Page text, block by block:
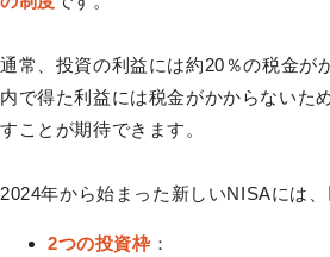
通常、投資の利益には約20％の税金が
内で得た利益には税金がかからないた
すことが期待できます。
2024年から始まった新しいNISAには、
2つの投資枠：